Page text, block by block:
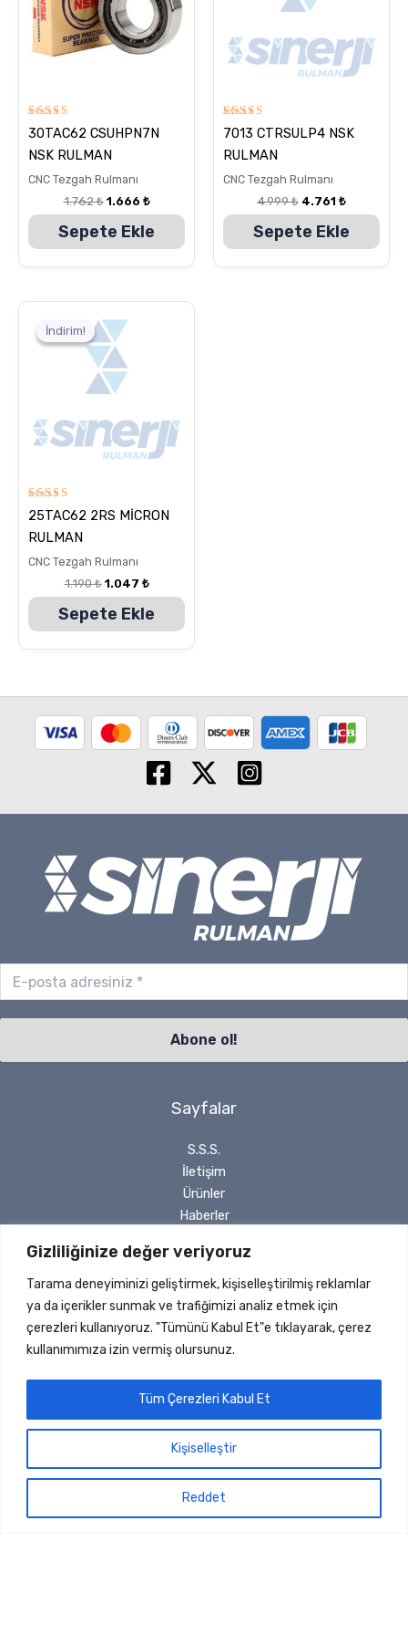
Gizliliğinize değer veriyoruz
Tarama deneyiminizi geliştirmek, kişiselleştirilmiş reklamlar
ya da içerikler sunmak ve trafiğimizi analiz etmek için
çerezleri kullanıyoruz. "Tümünü Kabul Et"e tıklayarak, çerez
kullanımımıza izin vermiş olursunuz.
Kişiselleştir
Reddet
Tüm Çerezleri Kabul Et
5
üzerinden
5.00
oy aldı
30TAC62 CSUHPN7N
NSK RULMAN
CNC Tezgah Rulmanı
1.762₺ 1.666 ₺
Sepete Ekle
5
üzerinden
5.00
oy aldı
7013 CTRSULP4 NSK
RULMAN
CNC Tezgah Rulmanı
4.999₺ 4.761 ₺
Sepete Ekle
İndirim!
İndirim!
5
üzerinden
5.00
oy aldı
25TAC62 2RS MİCRON
RULMAN
CNC Tezgah Rulmanı
1.190₺
fiyat:
1.190 ₺.
1.047 ₺
Sepete Ekle
Sayfalar
S.S.S.
İletişim
Ürünler
Haberler
Dökümanlar
Hesap
Üye Ol
Üye Girişi
Siparişlerim
Sipariş Takip
Şifremi Unuttum
Yasal
Gizlilik Politikası
Geri Ödeme ve İade